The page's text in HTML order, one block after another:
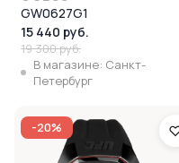
GW0627G1
15 440 руб.
19 300 руб.
В магазине: Санкт-
Петербург
-20%